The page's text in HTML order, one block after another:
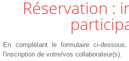
Réservation : inscrire des
En complétant le formulaire ci-
l'inscription de votre/vos collaborateur(s).